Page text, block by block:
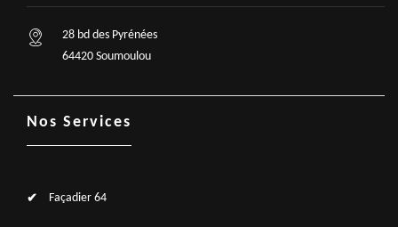
28 bd des Pyrénées
64420 Soumoulou
Nos Services
Façadier 64